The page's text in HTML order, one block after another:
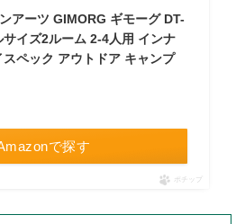
アーツ GIMORG ギモーグ DT-
イズ2ルーム 2-4人用 インナ
ペック アウトドア キャンプ
で探す
ポチップ